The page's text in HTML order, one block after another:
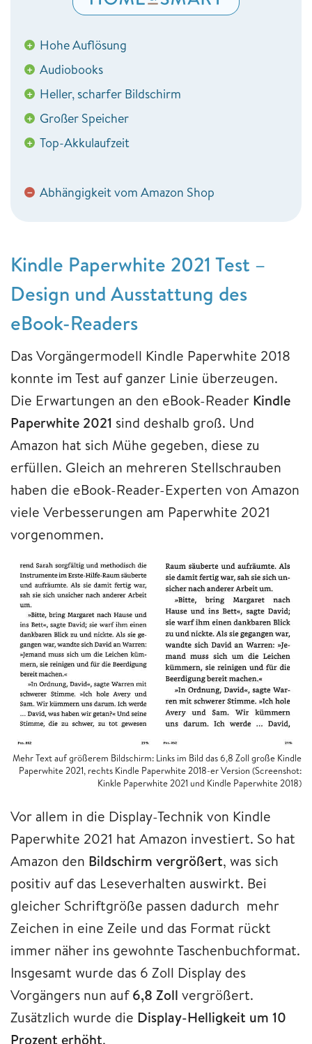
+ Hohe Auflösung
+ Audiobooks
+ Heller, scharfer Bildschirm
+ Großer Speicher
+ Top-Akkulaufzeit
− Abhängigkeit vom Amazon Shop
Kindle Paperwhite 2021 Test –
Design und Ausstattung des
eBook-Readers
Das Vorgängermodell Kindle Paperwhite 2018
konnte im Test auf ganzer Linie überzeugen.
Die Erwartungen an den eBook-Reader Kindle
Paperwhite 2021 sind deshalb groß. Und
Amazon hat sich Mühe gegeben, diese zu
erfüllen. Gleich an mehreren Stellschrauben
haben die eBook-Reader-Experten von Amazon
viele Verbesserungen am Paperwhite 2021
vorgenommen.
Mehr Text auf größerem Bildschirm: Links im Bild das 6,8 Zoll große Kindle
Paperwhite 2021, rechts Kindle Paperwhite 2018-er Version (Screenshot:
Kinkle Paperwhite 2021 und Kindle Paperwhite 2018)
Vor allem in die Display-Technik von Kindle
Paperwhite 2021 hat Amazon investiert. So hat
Amazon den Bildschirm vergrößert, was sich
positiv auf das Leseverhalten auswirkt. Bei
gleicher Schriftgröße passen dadurch mehr
Zeichen in eine Zeile und das Format rückt
immer näher ins gewohnte Taschenbuchformat.
Insgesamt wurde das 6 Zoll Display des
Vorgängers nun auf6,8 Zoll vergrößert.
Zusätzlich wurde die Display-Helligkeit um 10
Prozent erhöht.